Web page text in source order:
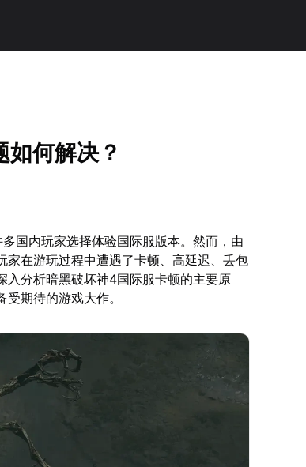
何解决？
国内玩家选择体验国际服版本。然而，由
在游玩过程中遭遇了卡顿、高延迟、丢包
入分析暗黑破坏神4国际服卡顿的主要原
期待的游戏大作。